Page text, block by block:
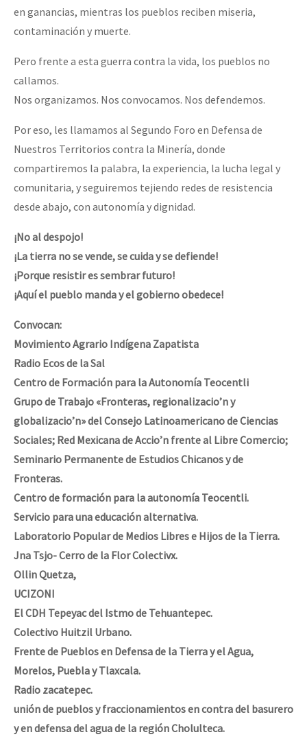
en ganancias, mientras los pueblos reciben miseria,
contaminación y muerte.
Pero frente a esta guerra contra la vida, los pueblos no
callamos.
Nos organizamos. Nos convocamos. Nos defendemos.
Por eso, les llamamos al Segundo Foro en Defensa de
Nuestros Territorios contra la Minería, donde
compartiremos la palabra, la experiencia, la lucha legal y
comunitaria, y seguiremos tejiendo redes de resistencia
desde abajo, con autonomía y dignidad.
¡No al despojo!
¡La tierra no se vende, se cuida y se defiende!
¡Porque resistir es sembrar futuro!
¡Aquí el pueblo manda y el gobierno obedece!
Convocan:
Movimiento Agrario Indígena Zapatista
Radio Ecos de la Sal
Centro de Formación para la Autonomía Teocentli
Grupo de Trabajo «Fronteras, regionalizacio’n y
globalizacio’n» del Consejo Latinoamericano de Ciencias
Sociales; Red Mexicana de Accio’n frente al Libre Comercio;
Seminario Permanente de Estudios Chicanos y de
Fronteras.
Centro de formación para la autonomía Teocentli.
Servicio para una educación alternativa.
Laboratorio Popular de Medios Libres e Hijos de la Tierra.
Jna Tsjo- Cerro de la Flor Colectivx.
Ollin Quetza,
UCIZONI
El CDH Tepeyac del Istmo de Tehuantepec.
Colectivo Huitzil Urbano.
Frente de Pueblos en Defensa de la Tierra y el Agua,
Morelos, Puebla y Tlaxcala.
Radio zacatepec.
unión de pueblos y fraccionamientos en contra del basurero
y en defensa del agua de la región Cholulteca.